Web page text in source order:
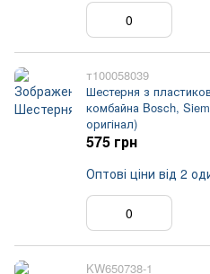
т100058039
Шестерня з
комбайна Bosch,
оригінал)
575 грн
Оптові ціни від 2
KW650738-1